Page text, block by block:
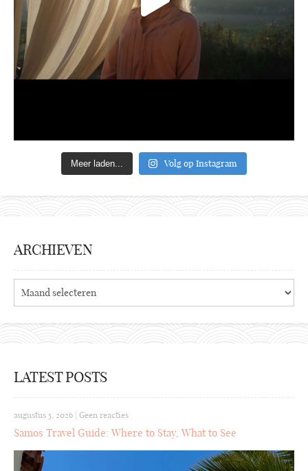
Meer laden... Volg op Instagram
ARCHIEVEN
Archieven
LATEST POSTS
augustus 5, 2026 Geen reacties
Samos Travel Guide: Where to Stay, What to See